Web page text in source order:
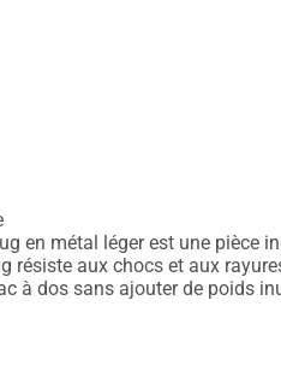
en métal léger est une pièce
résiste aux chocs et aux
à dos sans ajouter de poids